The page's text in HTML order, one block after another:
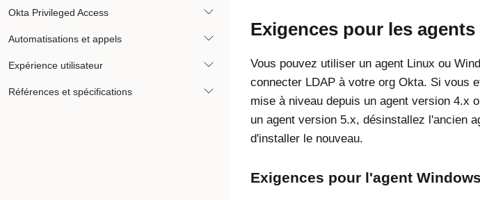
Okta Privileged Access
Automatisations et appels
Expérience utilisateur
Références et spécifications
Exigences pour les agents
Vous pouvez utiliser un agent Linux ou
connecter LDAP à votre org Okta. Si vous
mise à niveau depuis un agent version 4.x
un agent version 5.x, désinstallez l'ancien
d'installer le nouveau.
Exigences pour l'agent Windows